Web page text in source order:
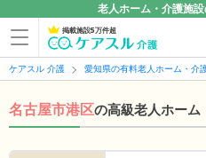
老人ホーム・介護施
掲載施設5万件超
ケアスル 介護 愛知県の有料老人ホーム・介
名古屋市港区の高級老人ホーム